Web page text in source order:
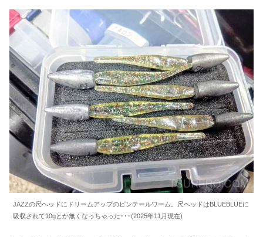
JAZZの尺ヘッドにドリームアップのピンテールワーム。尺ヘッドはBLUEBLUEに
吸収されて10gとか無くなっちゃった･･･(2025年11月現在)